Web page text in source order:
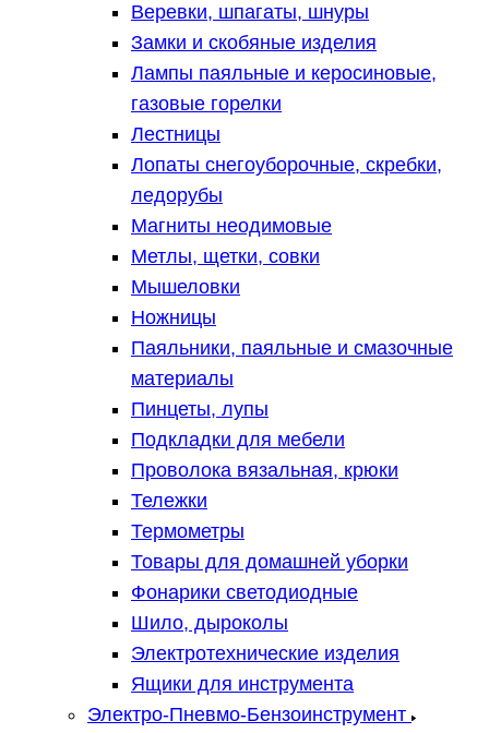
Веревки, шпагаты, шнуры
Замки и скобяные изделия
Лампы паяльные и керосиновые,
газовые горелки
Лестницы
Лопаты снегоуборочные, скребки,
ледорубы
Магниты неодимовые
Метлы, щетки, совки
Мышеловки
Ножницы
Паяльники, паяльные и смазочные
материалы
Пинцеты, лупы
Подкладки для мебели
Проволока вязальная, крюки
Тележки
Термометры
Товары для домашней уборки
Фонарики светодиодные
Шило, дыроколы
Электротехнические изделия
Ящики для инструмента
Электро-Пневмо-Бензоинструмент